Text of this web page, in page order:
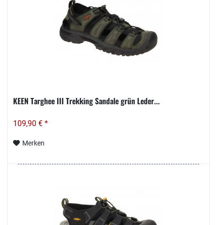
KEEN Targhee III Trekking Sandale grün Leder...
109,90 € *
Merken